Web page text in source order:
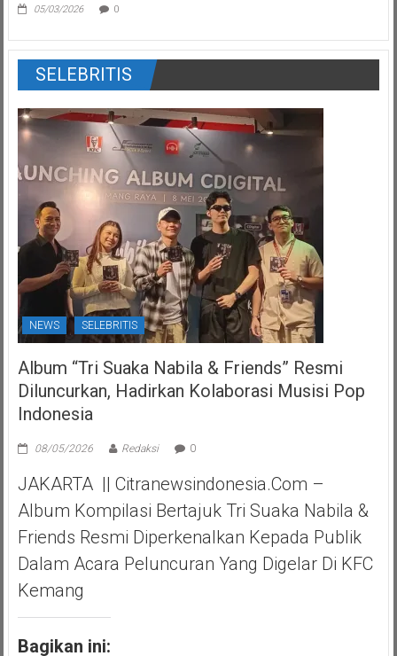
05/03/2026 0
SELEBRITIS
NEWS SELEBRITIS
Album “Tri Suaka Nabila & Friends” Resmi
Diluncurkan, Hadirkan Kolaborasi Musisi Pop
Indonesia
08/05/2026 Redaksi 0
JAKARTA || Citranewsindonesia.com –
Album Kompilasi Bertajuk Tri Suaka Nabila &
Friends Resmi Diperkenalkan Kepada Publik
Dalam Acara Peluncuran Yang Digelar Di KFC
Kemang
Bagikan ini: